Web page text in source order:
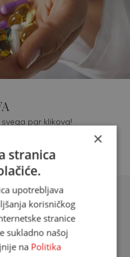
par klikova!
×
stranica
upotrebljava
korisničkog
stranice
sukladno našoj
na Politika